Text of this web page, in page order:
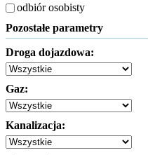
odbiór osobisty
Pozostałe parametry
Droga dojazdowa:
Gaz:
Kanalizacja: